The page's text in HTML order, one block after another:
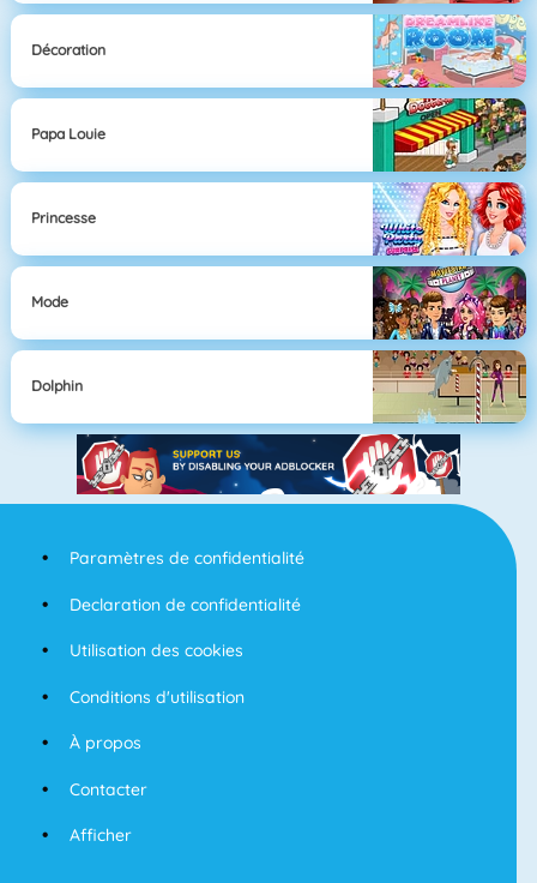
Décoration
Papa Louie
Princesse
Mode
Dolphin
Paramètres de confidentialité
Declaration de confidentialité
Utilisation des cookies
Conditions d'utilisation
À propos
Contacter
Afficher